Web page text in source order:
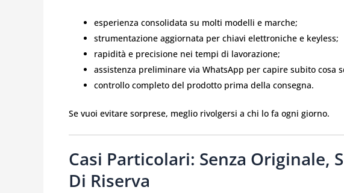
esperienza consolidata su molti modelli e marche;
strumentazione aggiornata per chiavi elettroniche e keyless;
rapidità e precisione nei tempi di lavorazione;
assistenza preliminare via WhatsApp per capire subito cosa
controllo completo del prodotto prima della consegna.
Se vuoi evitare sorprese, meglio rivolgersi a chi lo fa ogni giorno.
Casi Particolari: Senza Originale,
Di Riserva